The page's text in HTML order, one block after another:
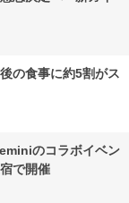
の食事に約5割がス
のコラボイベン
で開催